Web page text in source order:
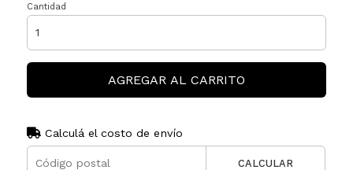
Cantidad
AGREGAR AL CARRITO
Calculá el costo de envío
CALCULAR